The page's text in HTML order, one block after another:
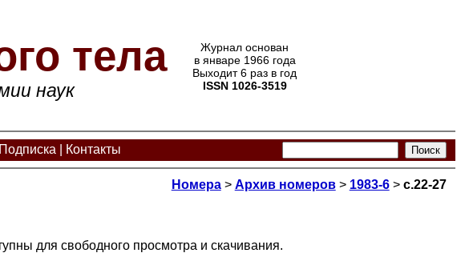
тела
наук
Журнал основан
в январе 1966 года
Выходит 6 раз в год
ISSN 1026-3519
Подписка Контакты
Номера> Архив номеров> 1983-6> с.22-27
для свободного просмотра и скачивания.